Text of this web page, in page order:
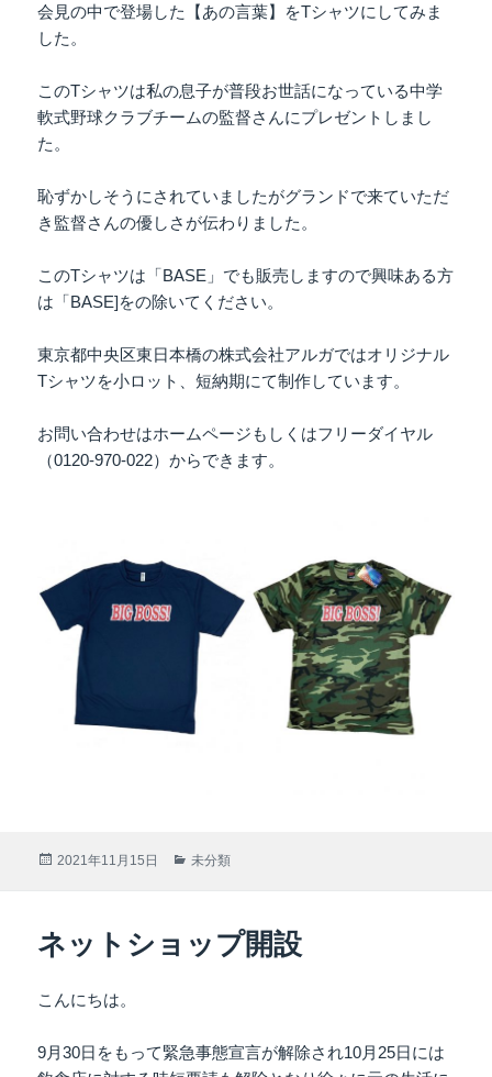
会見の中で登場した【あの言葉】をTシャツにしてみま
した。
このTシャツは私の息子が普段お世話になっている中学
軟式野球クラブチームの監督さんにプレゼントしまし
た。
恥ずかしそうにされていましたがグランドで来ていただ
き監督さんの優しさが伝わりました。
このTシャツは「BASE」でも販売しますので興味ある方
は「BASE]をの除いてください。
東京都中央区東日本橋の株式会社アルガではオリジナル
Tシャツを小ロット、短納期にて制作しています。
お問い合わせはホームページもしくはフリーダイヤル
（0120-970-022）からできます。
投
2021年11月15日
カ
ー
未分類
ネットショップ開設
こんにちは。
9月30日をもって緊急事態宣言が解除され10月25日には